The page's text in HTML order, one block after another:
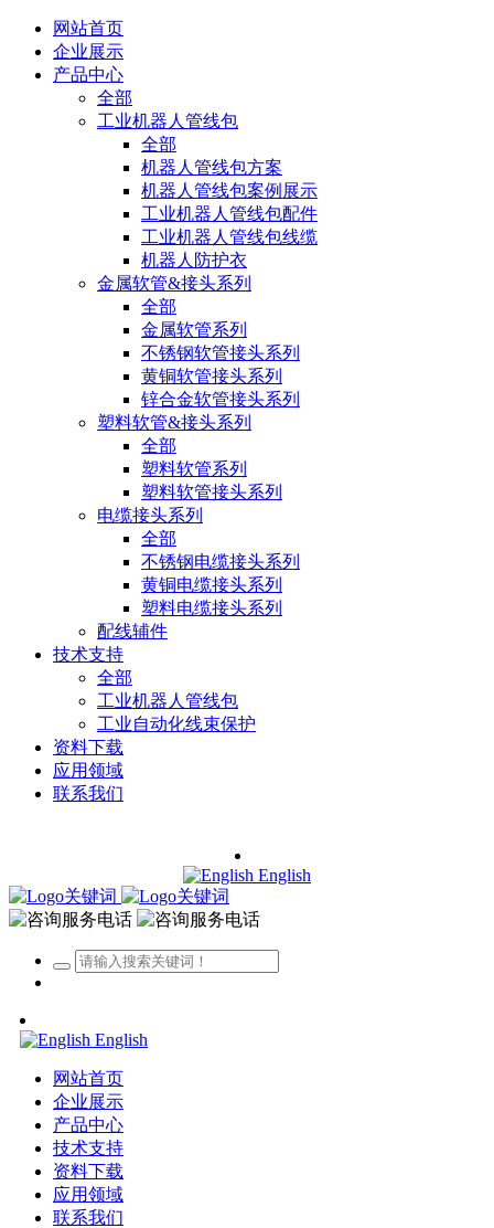
网站首页
企业展示
产品中心
全部
工业机器人管线包
全部
机器人管线包方案
机器人管线包案例展示
工业机器人管线包配件
工业机器人管线包线缆
机器人防护衣
金属软管&接头系列
全部
金属软管系列
不锈钢软管接头系列
黄铜软管接头系列
锌合金软管接头系列
塑料软管&接头系列
全部
塑料软管系列
塑料软管接头系列
电缆接头系列
全部
不锈钢电缆接头系列
黄铜电缆接头系列
塑料电缆接头系列
配线辅件
技术支持
全部
工业机器人管线包
工业自动化线束保护
资料下载
应用领域
联系我们
English
English
网站首页
企业展示
产品中心
技术支持
资料下载
应用领域
联系我们